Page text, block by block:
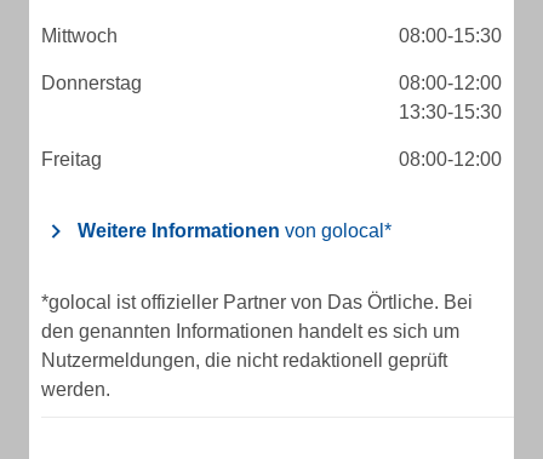
Mittwoch 08:00-15:30
Donnerstag
08:00-12:00
13:30-15:30
Freitag 08:00-12:00
Weitere Informationen von golocal*
*golocal ist offizieller Partner von Das Örtliche. Bei
den genannten Informationen handelt es sich um
Nutzermeldungen, die nicht redaktionell geprüft
werden.